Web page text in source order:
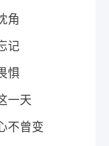
角
记
惧
一天
不曾变